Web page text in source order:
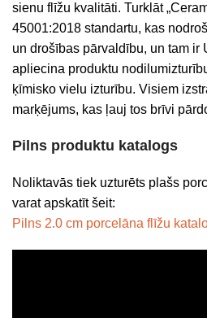
sienu flīžu kvalitāti. Turklāt
45001:2018 standartu, kas
un drošības pārvaldību, un tam ir
apliecina produktu
ķīmisko vielu izturību. Visiem
marķējums, kas ļauj tos brīvi
Pilns produktu katalogs
Noliktavās tiek uzturēts plašs
varat apskatīt šeit:
Pilns 2.0 cm porcelāna flīžu